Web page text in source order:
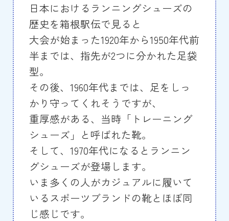
日本におけるランニングシューズの
歴史を箱根駅伝で見ると
大会が始まった1920年から1950年代前
半までは、指先が2つに分かれた足袋
型。
その後、1960年代までは、足をしっ
かり守ってくれそうですが、
重厚感がある、当時「トレーニング
シューズ」と呼ばれた靴。
そして、1970年代になるとランニン
グシューズが登場します。
いま多くの人がカジュアルに履いて
いるスポーツブランドの靴とほぼ同
じ感じです。